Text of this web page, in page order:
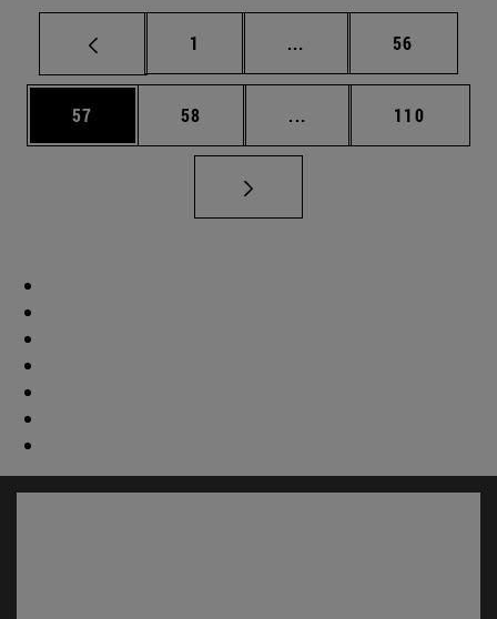
Página
1 ... Páginas intermedias
Página
56
Página
57 Página
58 ... Páginas intermedias
Página
110